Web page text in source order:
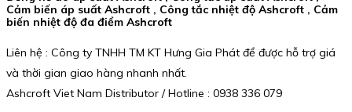
Cảm biến áp suất Ashcroft , Công tắc nhiệt độ Ashcroft , Cảm
biến nhiệt độ đa điểm Ashcroft
Liên hệ : Công ty TNHH TM KT Hưng Gia Phát để được hỗ trợ giá
và thời gian giao hàng nhanh nhất.
Ashcroft Viet Nam Distributor / Hotline : 0938 336 079